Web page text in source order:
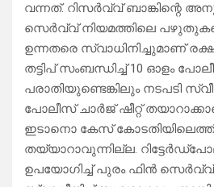
വന്നത്. റിസർവ്വ് ബാങ്കിന്റെ
സെർവ്വ് നിയമത്തിലെ
ഉന്നതരെ സ്വാധിനിച്ചുമാണ്
തട്ടിപ് സംബന്ധിച്ച് 10 ഓളം
പരാതിയുണ്ടെങ്കിലും നടപടി
പോലീസ് ചാർജ് ഷീറ്റ്
ഇടാനൊ കേസ്
തയ്യാറാവുന്നില്ല.
ഉപയോഗിച്ച് പുരം ഫിൻ സെർവ്വ്